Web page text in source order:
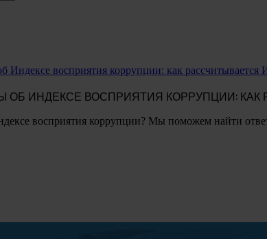
Индексе восприятия коррупции: как рассчитывается
ИНДЕКСЕ ВОСПРИЯТИЯ КОРРУПЦИИ: КАК
восприятия коррупции? Мы поможем найти